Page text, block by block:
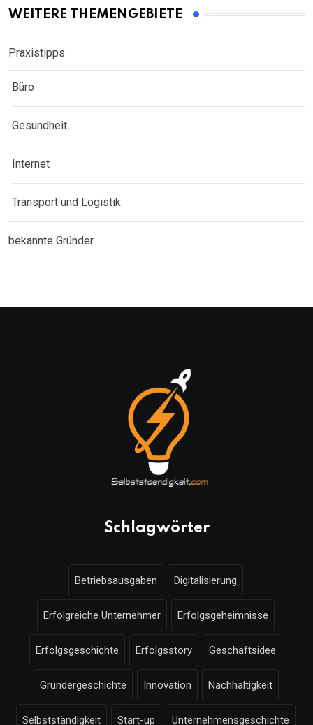
WEITERE THEMENGEBIETE
Praxistipps
Büro
Gesundheit
Internet
Transport und Logistik
bekannte Gründer
Schlagwörter
Betriebsausgaben Digitalisierung
Erfolgreiche Unternehmer Erfolgsgeheimnisse
Erfolgsgeschichte Erfolgsstory Geschäftsidee
Gründergeschichte Innovation Nachhaltigkeit
Selbstständigkeit Start-up Unternehmensgeschichte